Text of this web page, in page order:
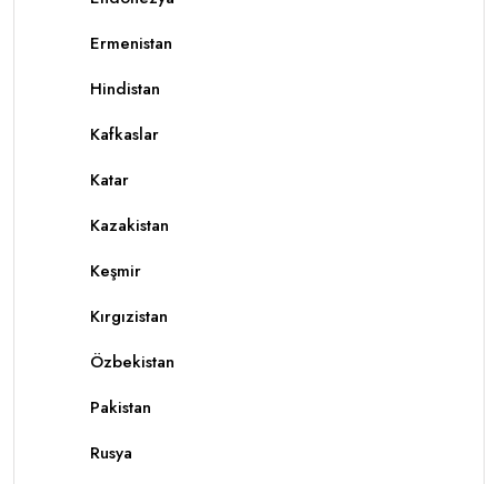
Ermenistan
Hindistan
Kafkaslar
Katar
Kazakistan
Keşmir
Kırgızistan
Özbekistan
Pakistan
Rusya